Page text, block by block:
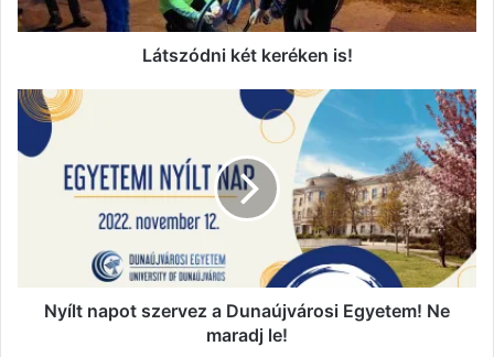
Látszódni két keréken is!
Nyílt
napot
szervez
Dunaújvárosi
Nyílt napot szervez a Dunaújvárosi Egyetem! Ne
maradj le!